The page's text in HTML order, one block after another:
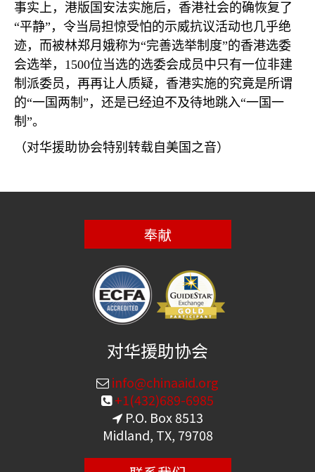
事实上，港版国安法实施后，香港社会的确恢复了
“平静”，令当局担惊受怕的示威抗议活动也几乎绝
迹，而被林郑月娥称为“完善选举制度”的香港选委
会选举， 1500位当选的选委会成员中只有一位非建
制派委员，再再让人质疑，香港实施的究竟是所谓
的“一国两制”，还是已经迫不及待地跳入“一国一
制”。
（对华援助协会特别转载自美国之音）
奉献
对华援助协会
info@chinaaid.org
+1(432)689-6985
P.O. Box 8513
Midland, TX, 79708